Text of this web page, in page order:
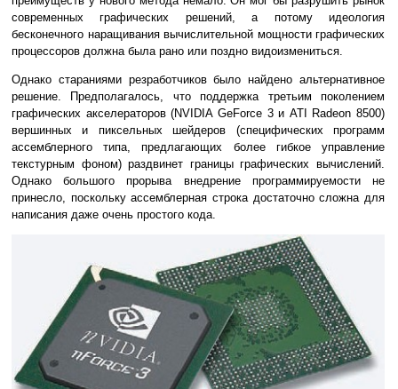
современных графических решений, а потому идеология
бесконечного наращивания вычислительной мощности графических
процессоров должна была рано или поздно видоизмениться.
Однако стараниями резработчиков было найдено альтернативное
решение. Предполагалось, что поддержка третьим поколением
графических акселераторов (NVIDIA GeForce 3 и ATI Radeon 8500)
вершинных и пиксельных шейдеров (специфических программ
ассемблерного типа, предлагающих более гибкое управление
текстурным фоном) раздвинет границы графических вычислений.
Однако большого прорыва внедрение программируемости не
принесло, поскольку ассемблерная строка достаточно сложна для
написания даже очень простого кода.